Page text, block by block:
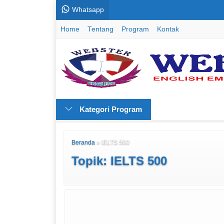
Whatsapp
Home Tentang Program Kontak
Kategori Program
Beranda » IELTS 500
Topik: IELTS 500